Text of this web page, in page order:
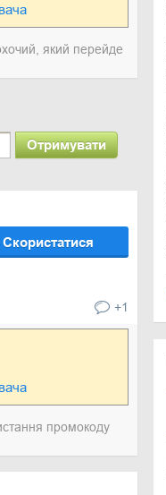
який перейде
Отримувати
Скористатися
+1
промокоду